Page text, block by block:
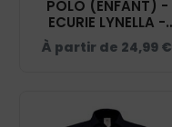
POLO (ENFANT) -
ECURIE LYNELLA -
NAVY - BCK424
À partir de 24,99 €